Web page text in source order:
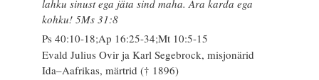
lahku sinust ega jäta sind maha. Ära karda ega
kohku! 5Ms 31:8
Ps 40:10-18;Ap 16:25-34;Mt 10:5-15
Evald Julius Ovir ja Karl Segebrock, misjonärid
Ida–Aafrikas, märtrid († 1896)